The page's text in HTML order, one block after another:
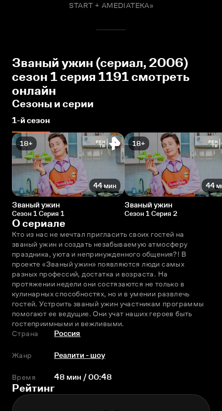
START + AMEDIATEKA»
Званый ужин (сериал, 2006)
сезон 1 серия 1191 смотреть
онлайн
Сезоны и серии
1-й сезон
18+
44 мин
Званый ужин
Сезон 1 Серия 1
18+
44
Званый ужин
Сезон 1 Серия 2
О сериале
Кто из нас не мечтал пригласить своих гостей на
званый ужин и создать незабываемую атмосферу
праздника, уюта и непринужденного общения?! В
проекте «Званый ужин» появляются люди самых
разных профессий, достатка и возраста. На
протяжении недели они состязаются не только в
кулинарных способностях, но и в умении развлечь
гостей. Устроить званый ужин участникам программы
помогают ее ведущие. Они учат наших героев быть
гостеприимными и вежливыми.
Страна
Россия
Жанр Реалити - шоу
Время 48 мин / 00:48
Рейтинг